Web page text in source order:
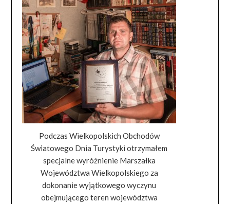
Podczas Wielkopolskich Obchodów
Światowego Dnia Turystyki otrzymałem
specjalne wyróżnienie Marszałka
Województwa Wielkopolskiego za
dokonanie wyjątkowego wyczynu
obejmującego teren województwa